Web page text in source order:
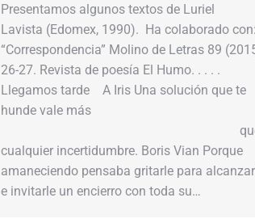
Presentamos algunos textos de Luriel
Lavista (Edomex, 1990). Ha colaborado con:
“Correspondencia” Molino de Letras 89
26-27. Revista de poesía El Humo. . . . .
Llegamos tarde A Iris Una solución que te
hunde vale más
cualquier incertidumbre. Boris Vian Porque
amaneciendo pensaba gritarle para
e invitarle un encierro con toda su…